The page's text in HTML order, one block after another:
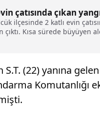
çatısında çıkan
ilçesinde 2 katlı evin
çıktı. Kısa sürede büyüyen
(22) yanına
Komutanlığı